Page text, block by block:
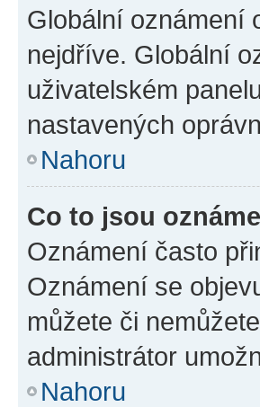
Globální oznámení
nejdříve. Globální
uživatelském
nastavených
Nahoru
Co to jsou
Oznámení často
Oznámení se
můžete či
administrátor
Nahoru